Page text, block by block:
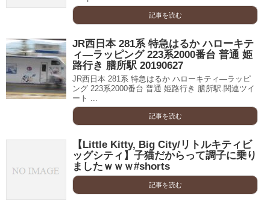
記事を読む
JR西日本 281系 特急はるか ハローキテ
ィ―ラッピング 223系2000番台 普通 姫
路行き 膳所駅 20190627
JR西日本 281系 特急はるか ハローキティ―ラッピ
ング 223系2000番台 普通 姫路行き 膳所駅.関連ツイ
ート ...
記事を読む
【Little Kitty, Big City/リトルキティビ
ッグシティ】子猫だからって調子に乗り
ましたｗｗｗ#shorts
記事を読む